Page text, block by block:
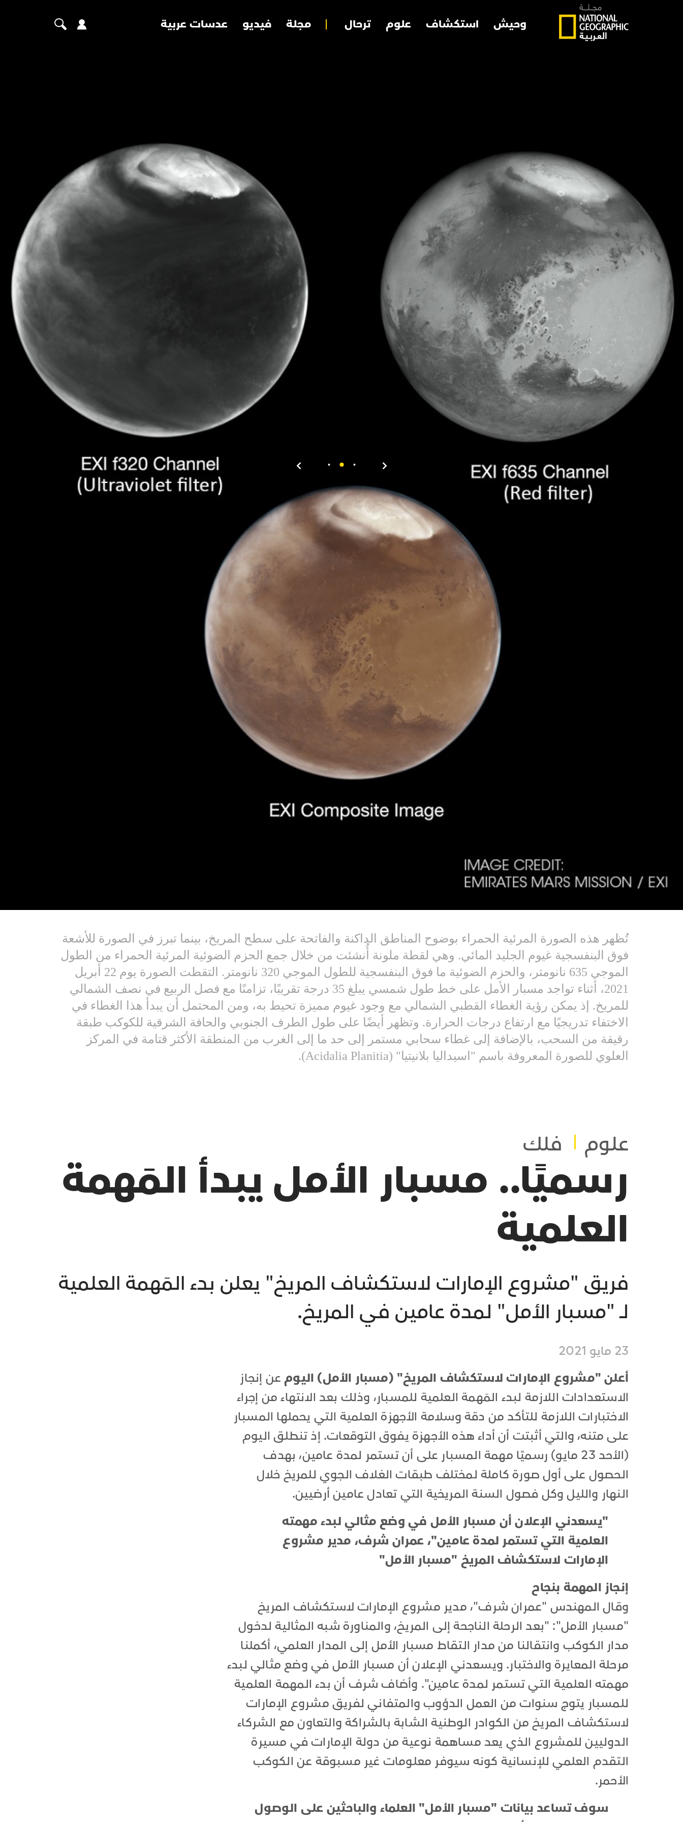
وحيش استكشاف علوم ترحال مجلة فيديو عدسات عربية
تُظهر هذه الصورة المرئية الحمراء بوضوح المناطق الداكنة والفاتحة على سطح المريخ، بينما تبرز في الصورة للأشعة
فوق البنفسجية غيوم الجليد المائي. وهي لقطة ملونة أُنشئت من خلال جمع الحزم الضوئية المرئية الحمراء من الطول
الموجي 635 نانومتر، والحزم الضوئية ما فوق البنفسجية للطول الموجي 320 نانومتر. التقطت الصورة يوم 22 أبريل
2021، أثناء تواجد مسبار الأمل على خط طول شمسي يبلغ 35 درجة تقريبًا، تزامنًا مع فصل الربيع في نصف الشمالي
للمريخ. إذ يمكن رؤية الغطاء القطبي الشمالي مع وجود غيوم مميزة تحيط به، ومن المحتمل أن يبدأ هذا الغطاء في
الاختفاء تدريجيًا مع ارتفاع درجات الحرارة. وتظهر أيضًا على طول الطرف الجنوبي والحافة الشرقية للكوكب طبقة
رقيقة من السحب، بالإضافة إلى غطاء سحابي مستمر إلى حد ما إلى الغرب من المنطقة الأكثر قتامة في المركز
العلوي للصورة المعروفة باسم "اسيداليا بلانيتيا" (Acidalia Planitia).
علوم فلك
رسميًا.. مسبار الأمل يبدأ المَهمة
العلمية
فريق "مشروع الإمارات لاستكشاف المريخ" يعلن بدء المَهمة العلمية
لـ "مسبار الأمل" لمدة عامين في المريخ.
23 مايو 2021
أعلن "مشروع الإمارات لاستكشاف المريخ" (مسبار الأمل) اليومعن إنجاز
الاستعدادات اللازمة لبدء المَهمة العلمية للمسبار، وذلك بعد الانتهاء من إجراء
الاختبارات اللازمة للتأكد من دقة وسلامة الأجهزة العلمية التي يحملها المسبار
على متنه، والتي أثبتت أن أداء هذه الأجهزة يفوق التوقعات. إذ تنطلق اليوم
(الأحد 23 مايو) رسميًا مهمة المسبار على أن تستمر لمدة عامين، بهدف
الحصول على أول صورة كاملة لمختلف طبقات الغلاف الجوي للمريخ خلال
النهار والليل وكل فصول السنة المريخية التي تعادل عامين أرضيين.
"يسعدني الإعلان أن مسبار الأمل في وضع مثالي لبدء مهمته
العلمية التي تستمر لمدة عامين"، عمران شرف، مدير مشروع
الإمارات لاستكشاف المريخ "مسبار الأمل"
إنجاز المهمة بنجاح
وقال المهندس "عمران شرف"، مدير مشروع الإمارات لاستكشاف المريخ
"مسبار الأمل": "بعد الرحلة الناجحة إلى المريخ، والمناورة شبه المثالية لدخول
مدار الكوكب وانتقالنا من مدار التقاط مسبار الأمل إلى المدار العلمي، أكملنا
مرحلة المعايرة والاختبار. ويسعدني الإعلان أن مسبار الأمل في وضع مثالي لبدء
مهمته العلمية التي تستمر لمدة عامين". وأضاف شرف أن بدء المهمة العلمية
للمسبار يتوج سنوات من العمل الدؤوب والمتفاني لفريق مشروع الإمارات
لاستكشاف المريخ من الكوادر الوطنية الشابة بالشراكة والتعاون مع الشركاء
الدوليين للمشروع الذي يعد مساهمة نوعية من دولة الإمارات في مسيرة
التقدم العلمي للإنسانية كونه سيوفر معلومات غير مسبوقة عن الكوكب
الأحمر.
سوف تساعد بيانات "مسبار الأمل" العلماء والباحثين على الوصول